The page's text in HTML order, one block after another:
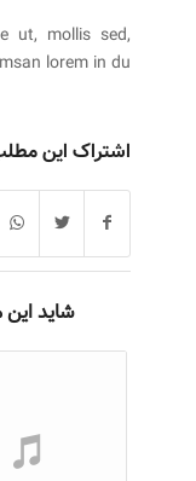
ut, mollis sed,
lorem in du.
اشتراک این
شاید این